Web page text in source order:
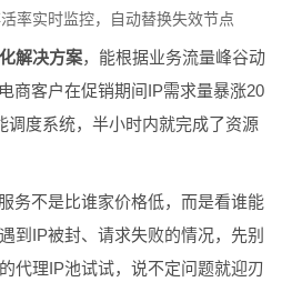
率实时监控，自动替换失效节点
解决方案，能根据业务流量峰谷动
商客户在促销期间IP需求量暴涨20
调度系统，半小时内就完成了资源
务不是比谁家价格低，而是看谁能
到IP被封、请求失败的情况，先别
代理IP池试试，说不定问题就迎刃